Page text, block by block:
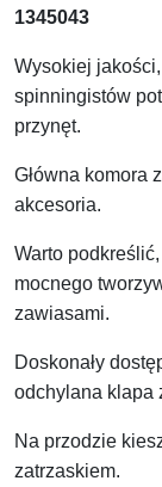
1345043
Wysokiej
spinningistów
przynęt.
Główna komora
akcesoria.
Warto
mocnego
zawiasami.
Doskonały
odchylana klapa
Na przodzie
zatrzaskiem.